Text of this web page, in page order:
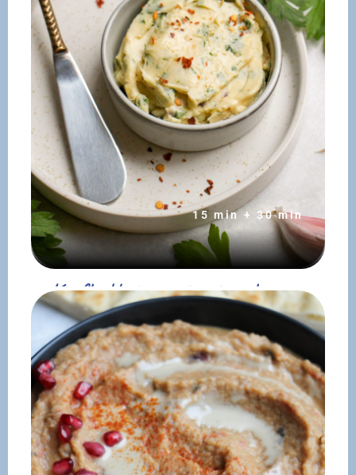
Knoflookboter met peterselie
15 min + 30 min